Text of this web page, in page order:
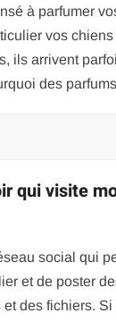
à parfumer
vos chiens
ils arrivent
des
qui visite
social qui
et de poster
des fichiers.